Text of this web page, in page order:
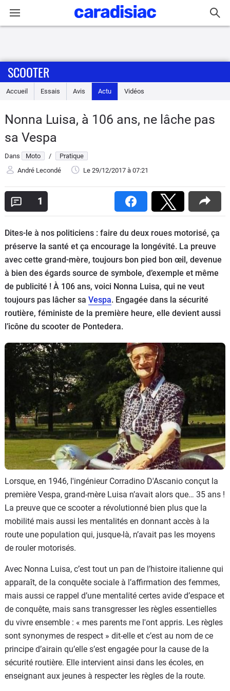
Accueil
Essais
Equipement
Forum
Scooters
&
Marques
Services
SCOOTER
Accueil Essais Avis Actu Vidéos
Nonna Luisa, à 106 ans, ne lâche pas
sa Vespa
Dans Moto /
Pratique
André Lecondé
Le 29/12/2017 à 07:21
1
Dites-le à nos politiciens : faire du deux roues motorisé, ça
préserve la santé et ça encourage la longévité. La preuve
avec cette grand-mère, toujours bon pied bon œil, devenue
à bien des égards source de symbole, d’exemple et même
de publicité ! À 106 ans, voici Nonna Luisa, qui ne veut
toujours pas lâcher sa Vespa. Engagée dans la sécurité
routière, féministe de la première heure, elle devient aussi
l’icône du scooter de Pontedera.
Lorsque, en 1946, l'ingénieur Corradino D'Ascanio conçut la
première Vespa, grand-mère Luisa n’avait alors que… 35 ans !
La preuve que ce scooter a révolutionné bien plus que la
mobilité mais aussi les mentalités en donnant accès à la
route une population qui, jusque-là, n’avait pas les moyens
de rouler motorisés.
Avec Nonna Luisa, c’est tout un pan de l’histoire italienne qui
apparaît, de la conquête sociale à l’affirmation des femmes,
mais aussi ce rappel d’une mentalité certes avide d’espace et
de conquête, mais sans transgresser les règles essentielles
du vivre ensemble : « mes parents me l'ont appris. Les règles
sont synonymes de respect » dit-elle et c’est au nom de ce
principe d’airain qu’elle s’est engagée pour la cause de la
sécurité routière. Elle intervient ainsi dans les écoles, en
enseignant aux jeunes à respecter les règles de la route.